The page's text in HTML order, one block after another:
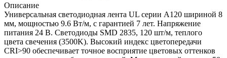
Описание
Универсальная светодиодная лента UL серии A120 шириной 8
мм, мощностью 9.6 Вт/м, с гарантией 7 лет. Напряжение
питания 24 В. Светодиоды SMD 2835, 120 шт/м, теплого
цвета свечения (3500K). Высокий индекс цветопередачи
CRI>90 обеспечивает точное восприятие цветовых оттенков